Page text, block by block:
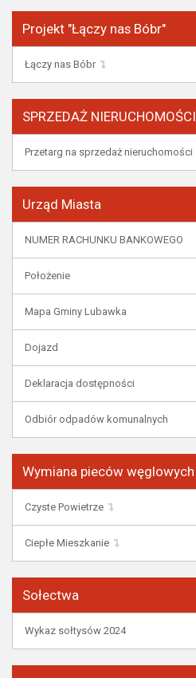
Projekt "Łączy nas Bóbr"
Łączy nas Bóbr
SPRZEDAŻ NIERUCHOMOŚCI
Przetarg na sprzedaż nieruchomości
Urząd Miasta
NUMER RACHUNKU BANKOWEGO
Położenie
Mapa Gminy Lubawka
Dojazd
Deklaracja dostępności
Odbiór odpadów komunalnych
Wymiana pieców węglowych
Czyste Powietrze
Ciepłe Mieszkanie
Sołectwa
Wykaz sołtysów 2024